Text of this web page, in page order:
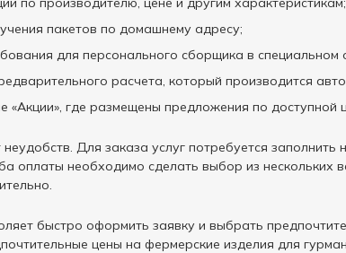
пакетов по домашнему адресу;
для персонального сборщика в специальном
расчета, который производится
«Акции», где размещены предложения по доступной
Для заказа услуг потребуется
оплаты необходимо сделать выбор из нескольких
быстро оформить заявку и выбрать
цены на фермерские изделия для